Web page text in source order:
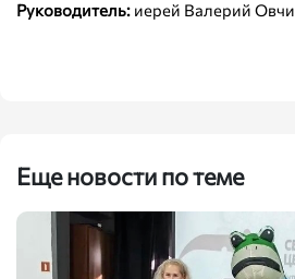
Руководитель: иерей Валерий
Еще новости по теме